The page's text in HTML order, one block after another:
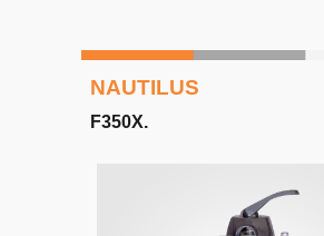
NAUTILUS
F350X.